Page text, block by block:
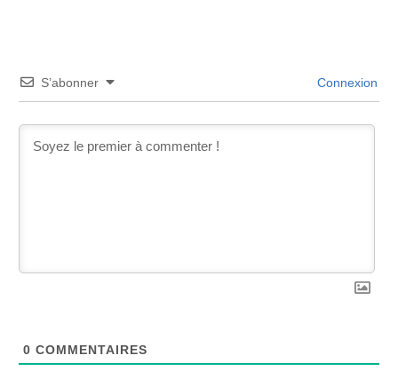
S’abonner Connexion
0 COMMENTAIRES